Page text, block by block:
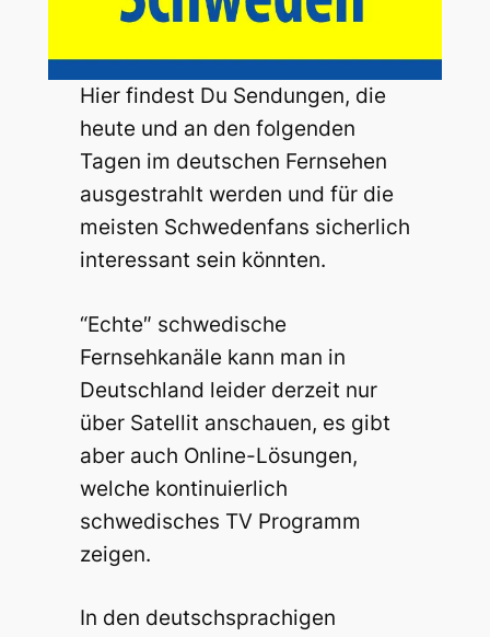
Hier findest Du Sendungen, die
heute und an den folgenden
Tagen im deutschen Fernsehen
ausgestrahlt werden und für die
meisten Schwedenfans sicherlich
interessant sein könnten.
“Echte″ schwedische
Fernsehkanäle kann man in
Deutschland leider derzeit nur
über Satellit anschauen, es gibt
aber auch Online-Lösungen,
welche kontinuierlich
schwedisches TV Programm
zeigen.
In den deutschsprachigen